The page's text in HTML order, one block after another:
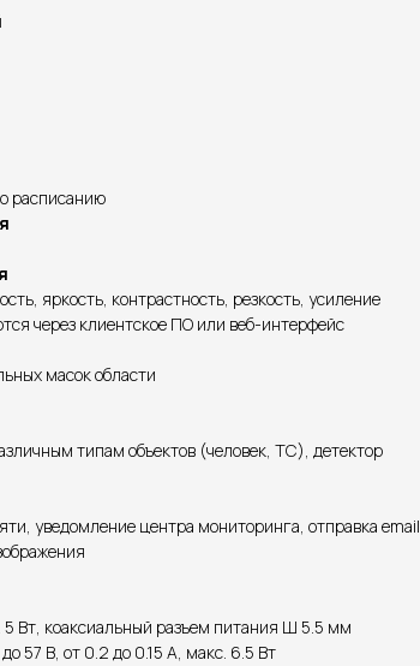
расписанию
яркость, контрастность, резкость, усиление
через клиентское ПО или веб-интерфейс
масок области
типам объектов (человек, ТС), детектор
уведомление центра мониторинга, отправка email,
Вт, коаксиальный разъем питания Ш 5.5 мм
57 В, от 0.2 до 0.15 А, макс. 6.5 Вт